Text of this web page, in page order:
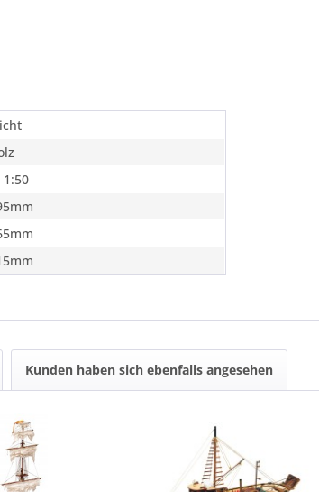
1:50
Kunden haben sich ebenfalls angesehen